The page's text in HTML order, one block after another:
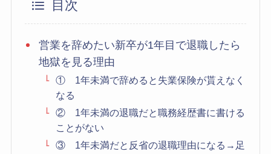
目次
営業を辞めたい新卒が1年目で退職したら
地獄を見る理由
① 1年未満で辞めると失業保険が貰えなく
なる
② 1年未満の退職だと職務経歴書に書ける
ことがない
③ 1年未満だと反省の退職理由になる→足